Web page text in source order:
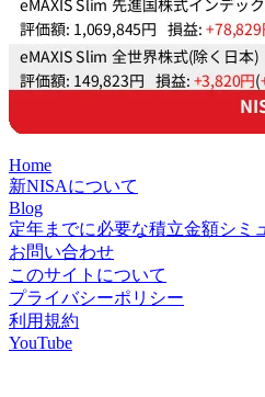
Home
新NISAについて
Blog
定年までに必要な積立金額シミ
お問い合わせ
このサイトについて
プライバシーポリシー
利用規約
YouTube